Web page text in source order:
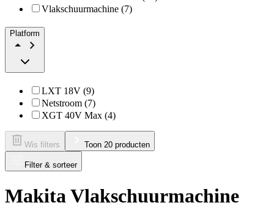
Vlakschuurmachine (7)
Platform
LXT 18V (9)
Netstroom (7)
XGT 40V Max (4)
Wis filters Toon 20 producten
Filter & sorteer
Makita Vlakschuurmachine